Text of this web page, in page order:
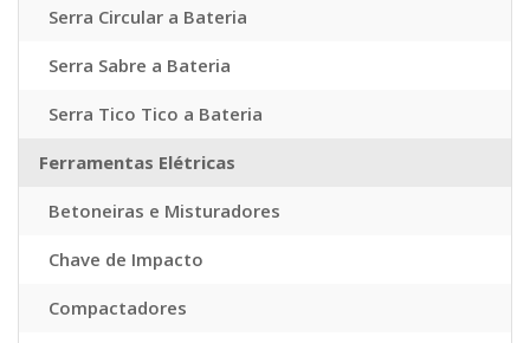
Serra Circular a Bateria
Serra Sabre a Bateria
Serra Tico Tico a Bateria
Ferramentas Elétricas
Betoneiras e Misturadores
Chave de Impacto
Compactadores